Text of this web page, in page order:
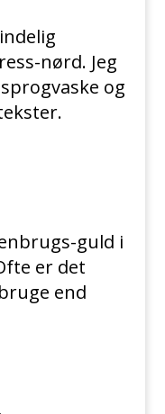
nørd. Jeg
og
guld i
er det
end